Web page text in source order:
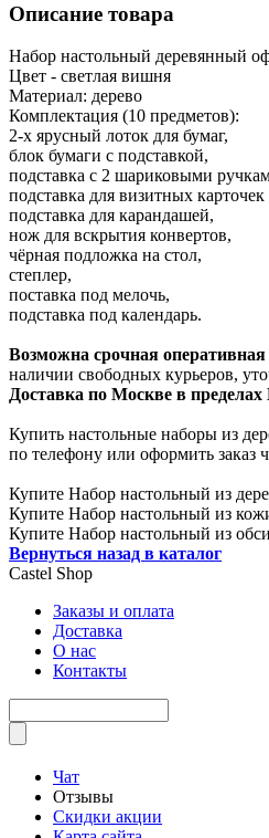
Описание товара
Набор настольный деревянный
Цвет - светлая вишня
Материал: дерево
Комплектация (10 предметов):
2-х ярусный лоток для бумаг,
блок бумаги с подставкой,
подставка с 2 шариковыми
подставка для визитных
подставка для карандашей,
нож для вскрытия конвертов,
чёрная подложка на стол,
степлер,
поставка под мелочь,
подставка под календарь.
Возможна срочная оперативная
наличии свободных курьеров,
Доставка по Москве в
Купить настольные наборы из
по телефону или оформить заказ
Купите Набор настольный из
Купите Набор настольный из
Купите Набор настольный из
Вернуться назад в каталог
Castel Shop
Заказы и оплата
Доставка
О нас
Контакты
Чат
Отзывы
Скидки акции